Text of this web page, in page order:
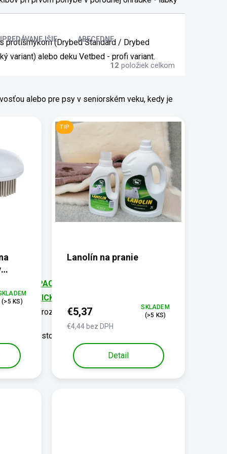
protišmykom (Drybed Standard / Drybed
variant) alebo deku Vetbed - profi variant.
alebo pre psy v seniorském veku, kedy je
PACHOV
ANTISTATICKÝHO ODCHLPOVAČE
rozmer.
a nečistoty
ABECEDNE
12 položiek celkom
(>5 KS)
TIP
Lanolín na pranie
€4,44 bez DPH
€5,37
SKLADEM
(>5 KS)
Detail